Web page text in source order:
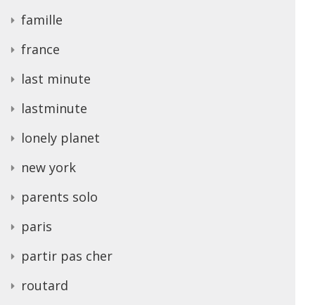
famille
france
last minute
lastminute
lonely planet
new york
parents solo
paris
partir pas cher
routard